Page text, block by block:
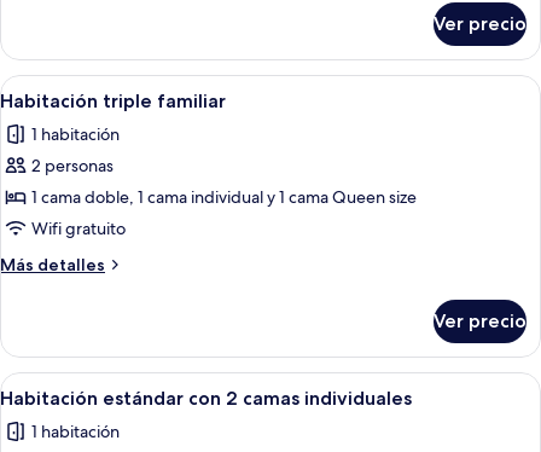
camas
individuales
estándar
con
2
individuales
Ver precio
Abrir
todas
las
fotos
de
Habitación
triple
familiar
Una habitación con una cama, una
2
Habitación triple familiar
1 habitación
2 personas
1 cama doble, 1 cama individual y 1 cama Queen size
Wifi gratuito
Más detalles
Más
triple
familiar
Ver precio
Abrir
todas
las
Una habitación con cama,
2
Habitación estándar con 2 camas individuales
1 habitación